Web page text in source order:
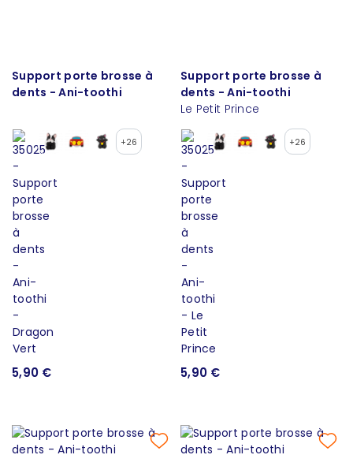
Support porte brosse à
dents - Ani-toothi
+26
5,90 €
Support porte brosse à
dents - Ani-toothi
Le Petit Prince
+26
5,90 €